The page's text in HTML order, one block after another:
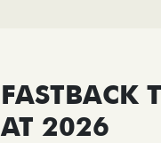
FASTBACK
AT 2026